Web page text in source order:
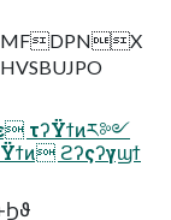
ϩʔςʔγϣϯ